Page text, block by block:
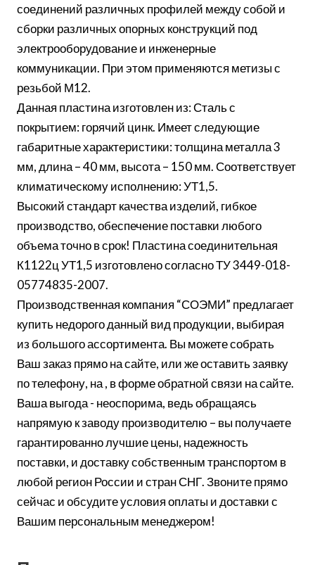
соединений различных профилей между собой и
сборки различных опорных конструкций под
электрооборудование и инженерные
коммуникации. При этом применяются метизы с
резьбой М12.
Данная пластина изготовлен из: Сталь с
покрытием: горячий цинк. Имеет следующие
габаритные характеристики: толщина металла 3
мм, длина – 40 мм, высота – 150 мм. Соответствует
климатическому исполнению: УТ1,5.
Высокий стандарт качества изделий, гибкое
производство, обеспечение поставки любого
объема точно в срок! Пластина соединительная
К1122ц УТ1,5 изготовлено согласно ТУ 3449-018-
05774835-2007.
Производственная компания “СОЭМИ” предлагает
купить недорого данный вид продукции, выбирая
из большого ассортимента. Вы можете собрать
Ваш заказ прямо на сайте, или же оставить заявку
по телефону, на , в форме обратной связи на сайте.
Ваша выгода - неоспорима, ведь обращаясь
напрямую к заводу производителю – вы получаете
гарантированно лучшие цены, надежность
поставки, и доставку собственным транспортом в
любой регион России и стран СНГ. Звоните прямо
сейчас и обсудите условия оплаты и доставки с
Вашим персональным менеджером!